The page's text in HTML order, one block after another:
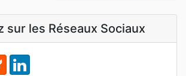
sur les Réseaux Sociaux